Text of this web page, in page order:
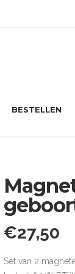
BESTELLEN
€27,50
Set van 2